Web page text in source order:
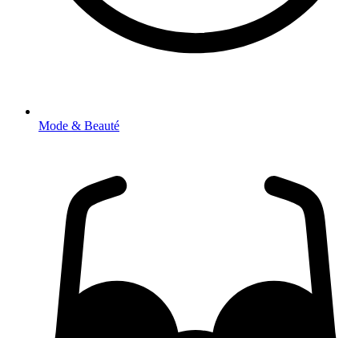
Mode & Beauté